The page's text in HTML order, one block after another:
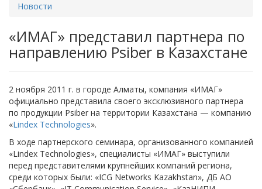
Новости
«ИМАГ» представил партнера по
направлению Psiber в Казахстане
2 ноября 2011 г. в городе Алматы, компания «ИМАГ»
официально представила своего эксклюзивного партнера
по продукции Psiber на территории Казахстана — компанию
«Lindex Technologies».
В ходе партнерского семинара, организованного компанией
«Lindex Technologies», специалисты «ИМАГ» выступили
перед представителями крупнейших компаний региона,
среди которых были: «ICG Networks Kazakhstan», ДБ АО